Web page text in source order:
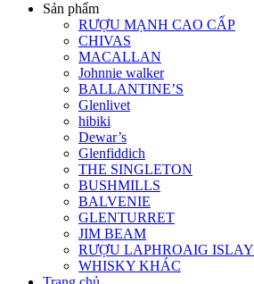
Sản phẩm
RƯỢU MẠNH CAO CẤP
CHIVAS
MACALLAN
Johnnie walker
BALLANTINE’S
Glenlivet
hibiki
Dewar’s
Glenfiddich
THE SINGLETON
BUSHMILLS
BALVENIE
GLENTURRET
JIM BEAM
RƯỢU LAPHROAIG ISLAY
WHISKY KHÁC